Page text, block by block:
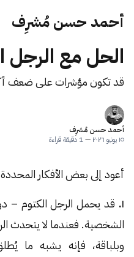
أحمد حسن مُشرِف
الحل مع الرجل
قد تكون مؤشرات على ضعف
أحمد حسن مُشرِف
١٥ يونيو ٢٠٢٦
—1 دقيقة قراءة
أعود إلى بعض الأفكار
١. قد يحمل الرجل الكتوم
الشخصية. فعندما لا يتحدث
وبلباقة، فإنه يشبه ما